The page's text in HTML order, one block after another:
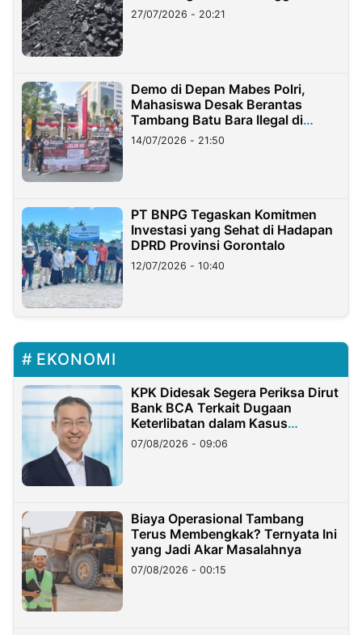
Stockpile
27/07/2026 - 20:21
Demo di Depan Mabes Polri,
Mahasiswa Desak Berantas
Tambang Batu Bara Ilegal di
Lampung
14/07/2026 - 21:50
PT BNPG Tegaskan Komitmen
Investasi yang Sehat di Hadapan
DPRD Provinsi Gorontalo
12/07/2026 - 10:40
EKONOMI
KPK Didesak Segera Periksa Dirut
Bank BCA Terkait Dugaan
Keterlibatan dalam Kasus
Hilangnya Dana Nasabah Rp2,58
Miliar
07/08/2026 - 09:06
Biaya Operasional Tambang
Terus Membengkak? Ternyata Ini
yang Jadi Akar Masalahnya
07/08/2026 - 00:15